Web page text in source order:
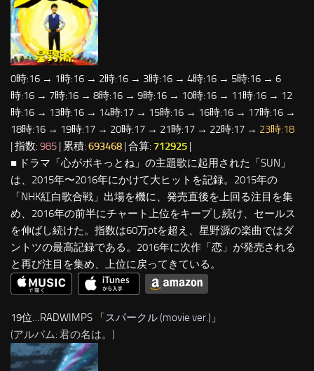
0時:16 → 1時:16 → 2時:16 → 3時:16 → 4時:16 → 5時:16 → 6
時:16 → 7時:16 → 8時:16 → 9時:16 → 10時:16 → 11時:16 → 12
時:16 → 13時:16 → 14時:17 → 15時:16 → 16時:16 → 17時:16 →
18時:16 → 19時:17 → 20時:17 → 21時:17 → 22時:17 → 23時:18
| 指数: 985 | 累積: 693468 | 合算: 712925 |
■ ドラマ「心がポキっとね」の主題歌に起用された「SUN」
は、2015年〜2016年にかけて大ヒットを記録。2015年の
「NHK紅白歌合戦」出場を機に、発売直後を上回る注目を集
め、2016年の前半にチャート上位をキープし続け、セールス
を伸ばし続けた。指数は60万ptを超え、星野源の楽曲ではダ
ントツの最高記録である。2016年に次作「恋」が発売される
と再び注目を集め、上位に戻ってきている。
19位…RADWIMPS 「 スパークル (movie ver.) 」
(アルバム: 君の名は。)